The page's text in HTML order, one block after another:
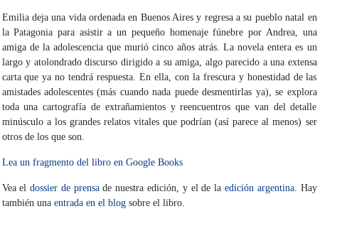
Emilia deja una vida ordenada en Buenos Aires y regresa a su pueblo natal en
la Patagonia para asistir a un pequeño homenaje fúnebre por Andrea, una
amiga de la adolescencia que murió cinco años atrás. La novela entera es un
largo y atolondrado discurso dirigido a su amiga, algo parecido a una extensa
carta que ya no tendrá respuesta. En ella, con la frescura y honestidad de las
amistades adolescentes (más cuando nada puede desmentirlas ya), se explora
toda una cartografía de extrañamientos y reencuentros que van del detalle
minúsculo a los grandes relatos vitales que podrían (así parece al menos) ser
otros de los que son.
Lea un fragmento del libro en Google Books
Vea eldossier de prensade nuestra edición, y el de la edición argentina. Hay
también una entrada en el blogsobre el libro.